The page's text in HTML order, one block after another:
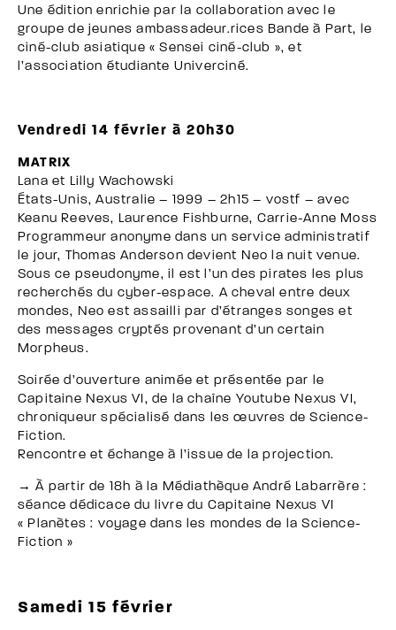
Une édition enrichie par la collaboration avec le
groupe de jeunes ambassadeur.rices Bande à Part, le
ciné-club asiatique « Sensei ciné-club », et
l’association étudiante Univerciné.
Vendredi 14 février à 20h30
MATRIX
Lana et Lilly Wachowski
États-Unis, Australie – 1999 – 2h15 – vostf – avec
Keanu Reeves, Laurence Fishburne, Carrie-Anne Moss
Programmeur anonyme dans un service administratif
le jour, Thomas Anderson devient Neo la nuit venue.
Sous ce pseudonyme, il est l’un des pirates les plus
recherchés du cyber-espace. A cheval entre deux
mondes, Neo est assailli par d’étranges songes et
des messages cryptés provenant d’un certain
Morpheus.
Soirée d’ouverture animée et présentée par le
Capitaine Nexus VI, de la chaîne Youtube Nexus VI,
chroniqueur spécialisé dans les œuvres de Science-
Fiction.
Rencontre et échange à l’issue de la projection.
→ À partir de 18h à la Médiathèque André Labarrère :
séance dédicace du livre du Capitaine Nexus VI
« Planètes : voyage dans les mondes de la Science-
Fiction »
Samedi 15 février